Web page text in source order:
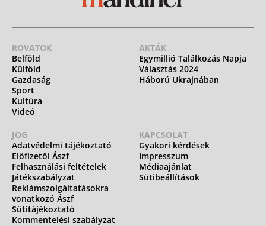
ROVATOK
Belföld
Külföld
Gazdaság
Sport
Kultúra
Videó
AKTÁK
Egymillió Találkozás Napja
Választás 2024
Háború Ukrajnában
JOG
Adatvédelmi tájékoztató
Előfizetői Ászf
Felhasználási feltételek
Játékszabályzat
Reklámszolgáltatásokra
vonatkozó Ászf
Sütitájékoztató
Kommentelési szabályzat
KAPCSOLAT
Gyakori kérdések
Impresszum
Médiaajánlat
Sütibeállítások